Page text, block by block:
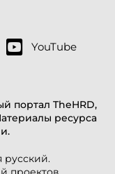
портал TheHRD,
ресурса
русский.
YouTube